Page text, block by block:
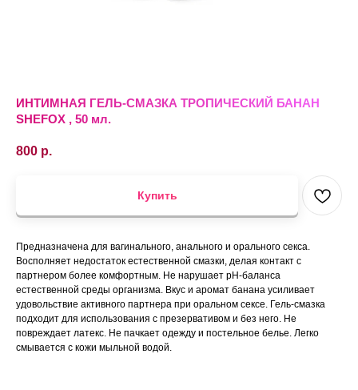
ИНТИМНАЯ ГЕЛЬ-СМАЗКА ТРОПИЧЕСКИЙ БАНАН
SHEFOX , 50 мл.
800 р.
Купить
Предназначена для вагинального, анального и орального секса.
Восполняет недостаток естественной смазки, делая контакт с
партнером более комфортным. Не нарушает pH-баланса
естественной среды организма. Вкус и аромат банана усиливает
удовольствие активного партнера при оральном сексе. Гель-смазка
подходит для использования с презервативом и без него. Не
повреждает латекс. Не пачкает одежду и постельное белье. Легко
смывается с кожи мыльной водой.